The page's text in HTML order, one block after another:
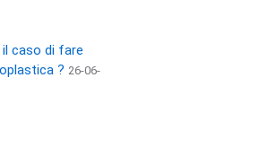
il caso di fare
? 26-06-